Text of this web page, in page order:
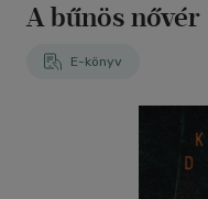
A bűnös nővér
E-könyv